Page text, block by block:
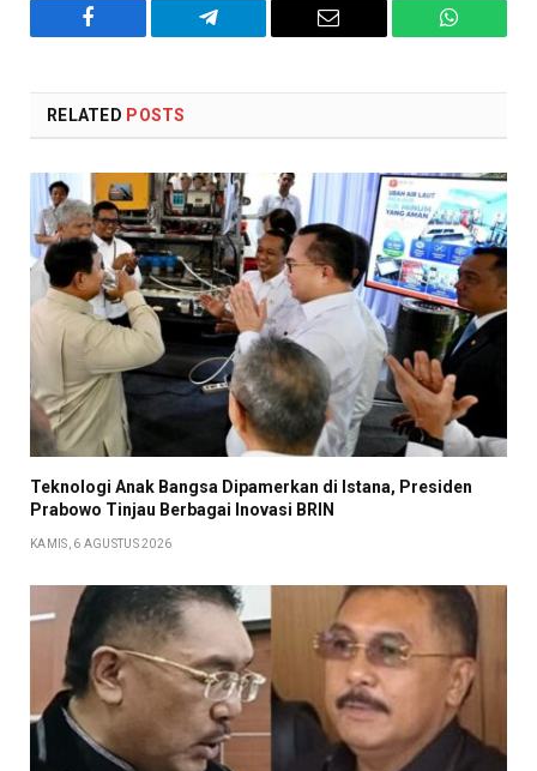
Facebook Telegram Email
RELATED POSTS
Teknologi Anak Bangsa Dipamerkan di Istana, Presiden
Prabowo Tinjau Berbagai Inovasi BRIN
KAMIS, 6 AGUSTUS 2026